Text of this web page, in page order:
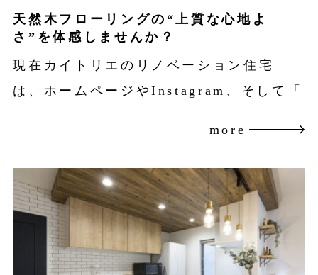
天然木フローリングの“上質な心地よ
さ”を体感しませんか？
現在カイトリエのリノベーション住宅
は、ホームページやInstagram、そして「
more